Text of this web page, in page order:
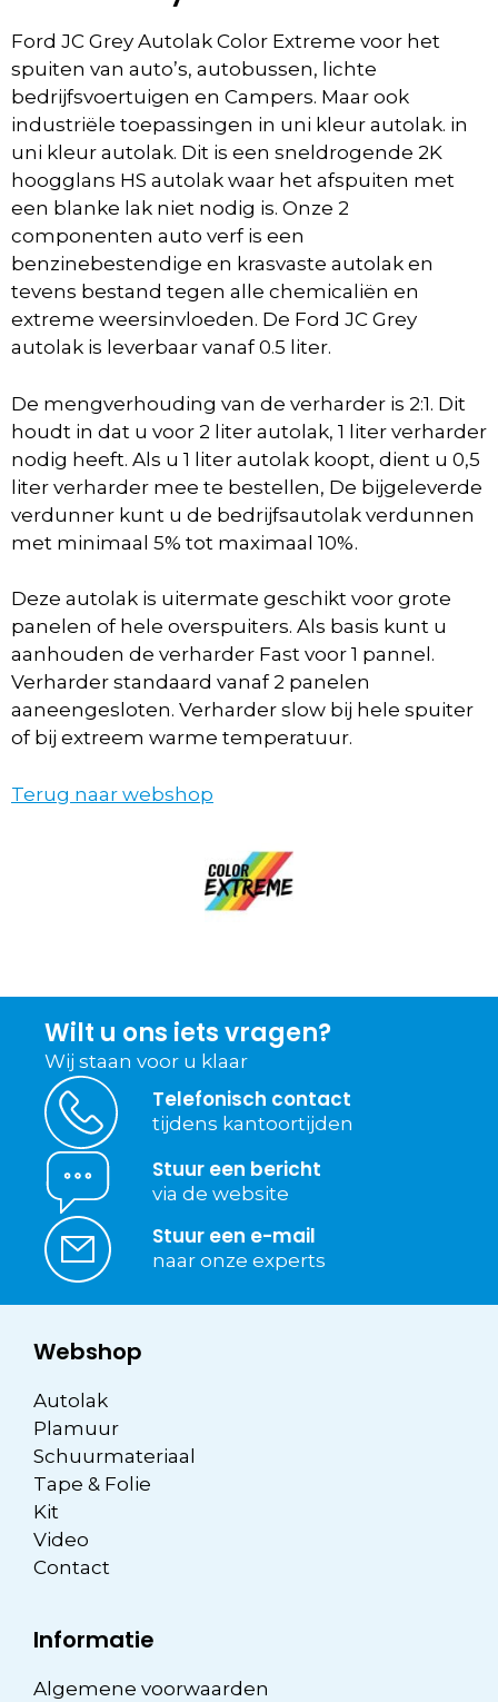
Ford JC Grey Autolak Color Extreme voor het
spuiten van auto’s, autobussen, lichte
bedrijfsvoertuigen en Campers. Maar ook
industriële toepassingen in uni kleur autolak. in
uni kleur autolak. Dit is een sneldrogende 2K
hoogglans HS autolak waar het afspuiten met
een blanke lak niet nodig is. Onze 2
componenten auto verf is een
benzinebestendige en krasvaste autolak en
tevens bestand tegen alle chemicaliën en
extreme weersinvloeden. De Ford JC Grey
autolak is leverbaar vanaf 0.5 liter.
De mengverhouding van de verharder is 2:1. Dit
houdt in dat u voor 2 liter autolak, 1 liter verharder
nodig heeft. Als u 1 liter autolak koopt, dient u 0,5
liter verharder mee te bestellen, De bijgeleverde
verdunner kunt u de bedrijfsautolak verdunnen
met minimaal 5% tot maximaal 10%.
Deze autolak is uitermate geschikt voor grote
panelen of hele overspuiters. Als basis kunt u
aanhouden de verharder Fast voor 1 pannel.
Verharder standaard vanaf 2 panelen
aaneengesloten. Verharder slow bij hele spuiter
of bij extreem warme temperatuur.
Terug naar webshop
Wilt u ons iets vragen?
Wij staan voor u klaar
Telefonisch contact
tijdens kantoortijden
Stuur een bericht
via de website
Stuur een e-mail
naar onze experts
Webshop
Autolak
Plamuur
Schuurmateriaal
Tape & Folie
Kit
Video
Contact
Informatie
Algemene voorwaarden